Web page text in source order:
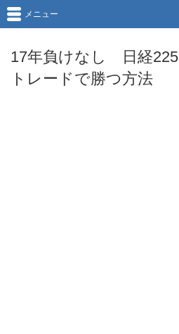
17年負けなし 日経
トレードで勝つ方法
メニュー